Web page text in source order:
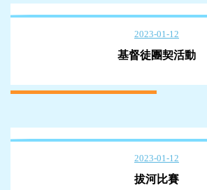
2023-01-12
基督徒團契活動
2023-01-12
拔河比賽